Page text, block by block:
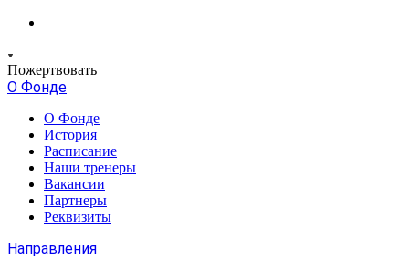
Пожертвовать
О Фонде
О Фонде
История
Расписание
Наши тренеры
Вакансии
Партнеры
Реквизиты
Направления